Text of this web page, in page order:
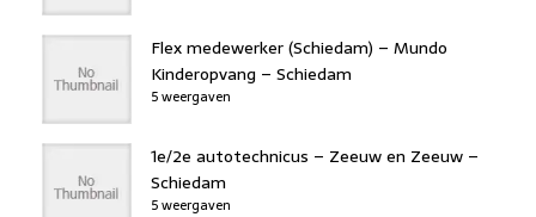
Flex medewerker (Schiedam) – Mundo
Kinderopvang – Schiedam
5 weergaven
1e/2e autotechnicus – Zeeuw en Zeeuw –
Schiedam
5 weergaven